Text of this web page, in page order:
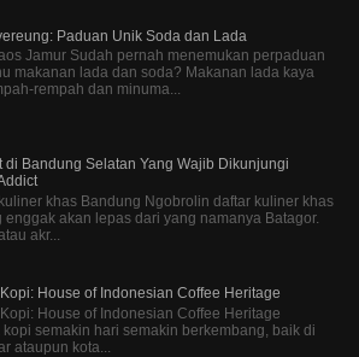
Paduan Unik Soda dan Lada
Jamur Sudah pernah menemukan perpaduan
makanan lada dan soda? Makanan lada kaya
rempah dan minuma...
di Bandung Selatan Yang Wajib Dikunjungi
khas Bandung Ngobrolin daftar kuliner khas
enggak akan lepas dari yang namanya Batagor.
akr...
House of Indonesian Coffee Heritage
House of Indonesian Coffee Heritage
kopi semakin hari semakin berkembang, baik di
ataupun kota...